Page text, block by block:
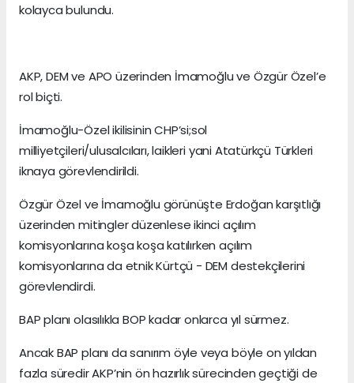
kolayca bulundu.
AKP, DEM ve APO üzerinden İmamoğlu ve Özgür Özel’e
rol biçti.
İmamoğlu-Özel ikilisinin CHP’si;sol
milliyetçileri/ulusalcıları, laikleri yani Atatürkçü Türkleri
iknaya görevlendirildi.
Özgür Özel ve İmamoğlu görünüşte Erdoğan karşıtlığı
üzerinden mitingler düzenlese ikinci açılım
komisyonlarına koşa koşa katılırken açılım
komisyonlarına da etnik Kürtçü - DEM destekçilerini
görevlendirdi.
BAP planı olasılıkla BOP kadar onlarca yıl sürmez.
Ancak BAP planı da sanırım öyle veya böyle on yıldan
fazla süredir AKP’nin ön hazırlık sürecinden geçtiği de